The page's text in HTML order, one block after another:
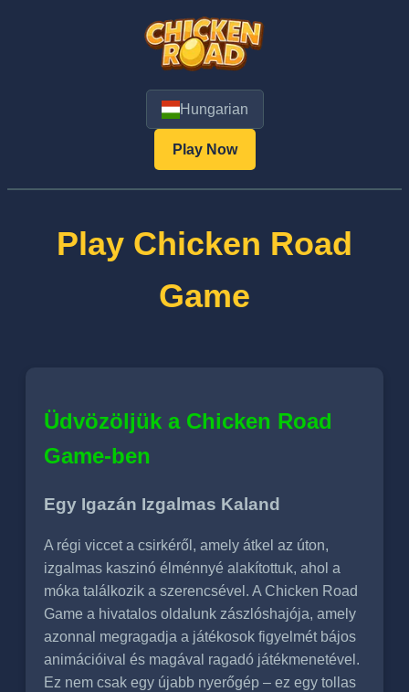
Hungarian
Play Now
Play Chicken Road
Game
Üdvözöljük a Chicken Road
Game-ben
Egy Igazán Izgalmas Kaland
A régi viccet a csirkéről, amely átkel az úton,
izgalmas kaszinó élménnyé alakítottuk, ahol a
móka találkozik a szerencsével. A Chicken Road
Game a hivatalos oldalunk zászlóshajója, amely
azonnal megragadja a játékosok figyelmét bájos
animációival és magával ragadó játékmenetével.
Ez nem csak egy újabb nyerőgép – ez egy tollas